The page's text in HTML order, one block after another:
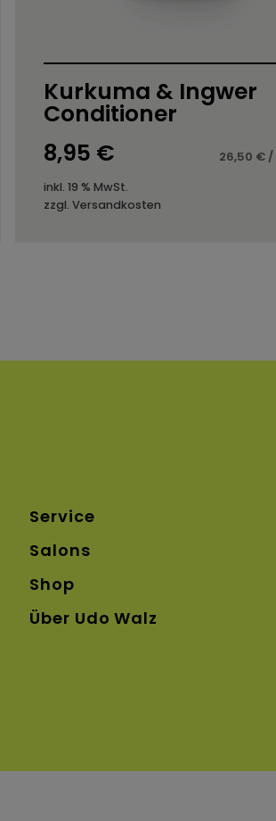
Kurkuma & Ingwer
Conditioner
8,95 € 26,50 €/
inkl. 19 % MwSt.
zzgl.Versandkosten
Service
Salons
Shop
Über Udo Walz